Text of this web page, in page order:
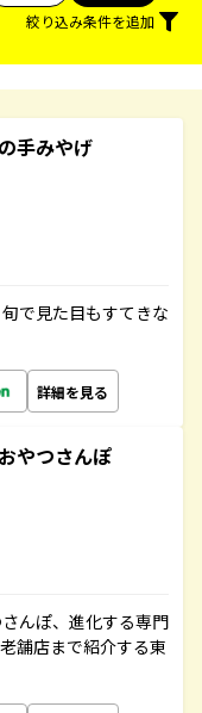
絞り込み条件を追加
手みやげ
で見た目もすてきな
詳細を見る
やつさんぽ
んぽ、進化する専門
舗店まで紹介する東